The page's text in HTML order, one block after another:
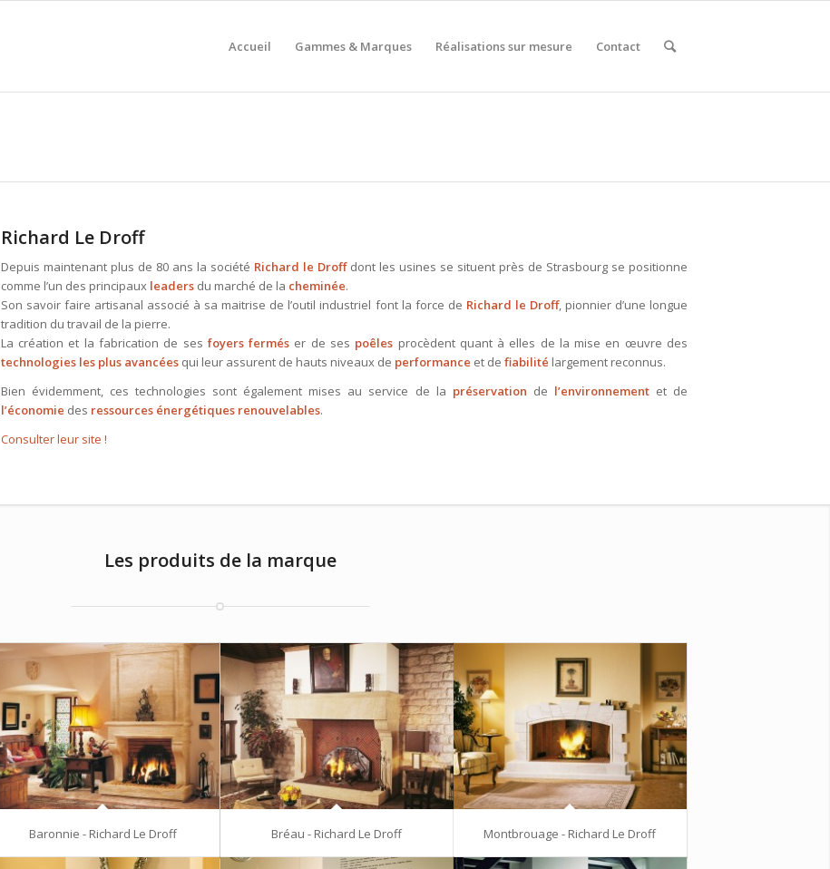
Accueil Gammes & Marques Réalisations sur mesure Contact
Richard Le Droff
Depuis maintenant plus de 80 ans la société Richard le Droffdont les usines se situent près de Strasbourg se positionne
comme l’un des principaux leadersdu marché de la cheminée.
Son savoir faire artisanal associé à sa maitrise de l’outil industriel font la force de Richard le Droff, pionnier d’une longue
tradition du travail de la pierre.
La création et la fabrication de ses foyers fermés er de ses poêles procèdent quant à elles de la mise en œuvre des
technologies les plus avancéesqui leur assurent de hauts niveaux de performance et de fiabilité largement reconnus.
Bien évidemment, ces technologies sont également mises au service de la préservation de l’environnementet de
l’économie des ressources énergétiques renouvelables.
Consulter leur site !
Les produits de la marque
Baronnie - Richard Le Droff Bréau - Richard Le Droff Montbrouage - Richard Le Droff